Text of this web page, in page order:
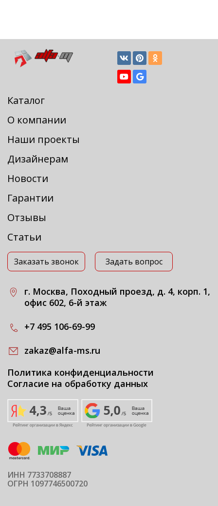
Каталог
О компании
Наши проекты
Дизайнерам
Новости
Гарантии
Отзывы
Статьи
Заказать звонок Задать вопрос
г. Москва, Походный проезд, д. 4, корп. 1,
офис 602, 6-й этаж
+7 495 106-69-99
zakaz@alfa-ms.ru
Политика конфиденциальности
Согласие на обработку данных
ИНН 7733708887
ОГРН 1097746500720